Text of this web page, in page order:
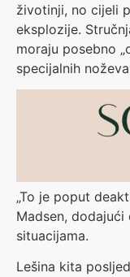
životinji, no cijeli
eksplozije.
moraju posebno
specijalnih
„To je poput
Madsen,
situacijama.
Lešina kita